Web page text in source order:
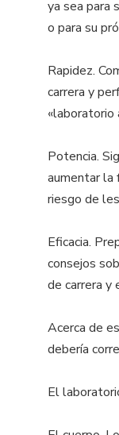
ya sea para
o para su
Rapidez.
carrera y
Potencia.
aumentar la
riesgo de
Eficacia.
consejos
de carrera y
Acerca de
debería
El